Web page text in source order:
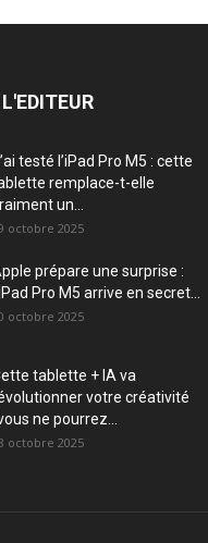
testé l’iPad Pro M5 : cette
remplace-t-elle
un...
octobre 2025
prépare une surprise :
Pro M5 arrive en secret...
octobre 2025
tablette + IA va
votre créativité
ne pourrez...
octobre 2025